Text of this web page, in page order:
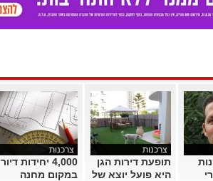
צרכנות
תופעת דירות הגן
היא פועל יוצא של
צרכנות
4,000 יחידות דיור
במקום מחנה